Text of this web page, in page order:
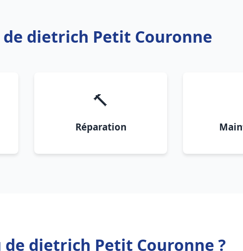
dietrich Petit Couronne
🔨
Réparation
dietrich Petit Couronne ?